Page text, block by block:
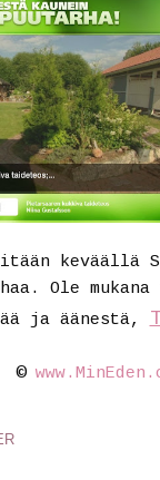
keväällä
Ole
ja äänestä,
©